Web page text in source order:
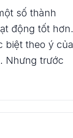
số thành
động tốt hơn.
biệt theo ý của
Nhưng trước